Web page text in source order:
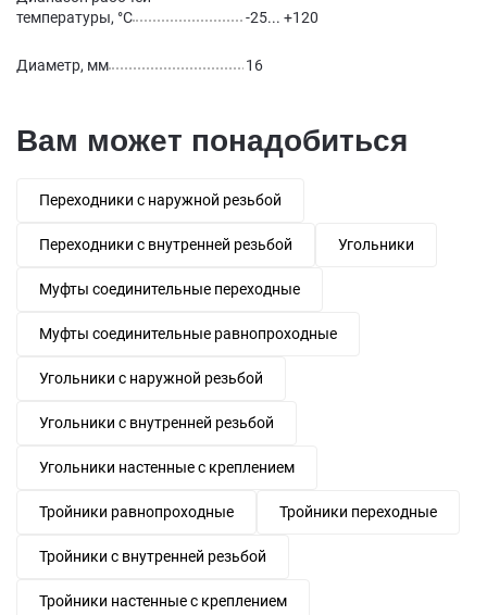
температуры, °С
-25... +120
Диаметр, мм 16
Вам может понадобиться
Переходники с наружной резьбой
Переходники с внутренней резьбой Угольники
Муфты соединительные переходные
Муфты соединительные равнопроходные
Угольники с наружной резьбой
Угольники с внутренней резьбой
Угольники настенные с креплением
Тройники равнопроходные Тройники переходные
Тройники с внутренней резьбой
Тройники настенные с креплением